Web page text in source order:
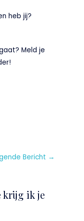
heb jij?
Meld je
Bericht →
krijg ik je